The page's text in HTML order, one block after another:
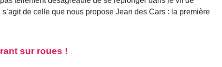
s’agit de celle que nous propose Jean des Cars : la première
sur roues !